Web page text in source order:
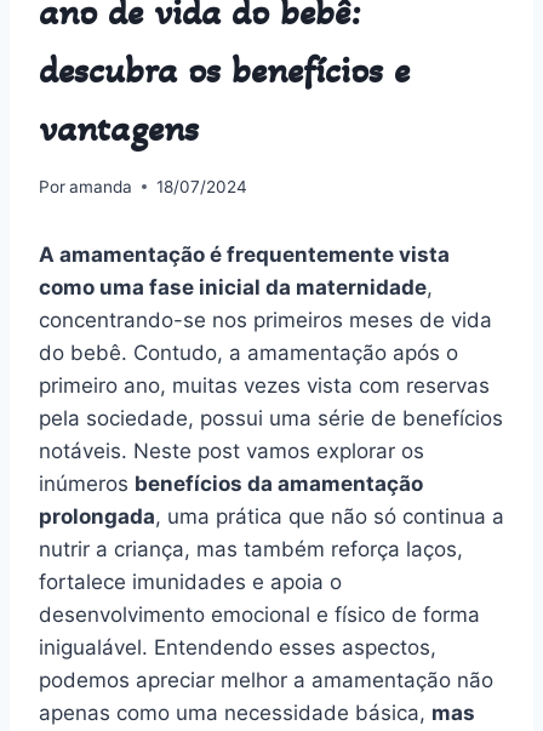
ano de vida do bebê:
descubra os benefícios e
vantagens
Poramanda 18/07/2024
A amamentação é frequentemente vista
como uma fase inicial da maternidade,
concentrando-se nos primeiros meses de vida
do bebê. Contudo, a amamentação após o
primeiro ano, muitas vezes vista com reservas
pela sociedade, possui uma série de benefícios
notáveis. Neste post vamos explorar os
inúmeros benefícios da amamentação
prolongada, uma prática que não só continua a
nutrir a criança, mas também reforça laços,
fortalece imunidades e apoia o
desenvolvimento emocional e físico de forma
inigualável. Entendendo esses aspectos,
podemos apreciar melhor a amamentação não
apenas como uma necessidade básica, mas